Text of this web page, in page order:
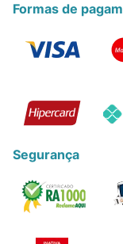
Formas de
Segurança